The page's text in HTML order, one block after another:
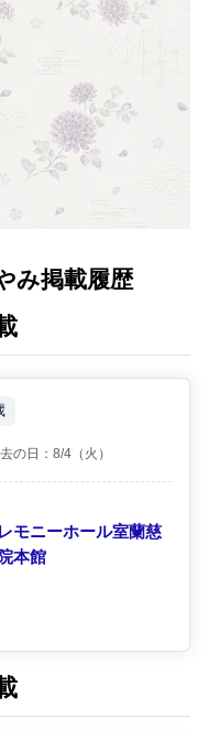
み掲載履歴
の日：8/4 （火）
モニーホール室蘭慈
本館